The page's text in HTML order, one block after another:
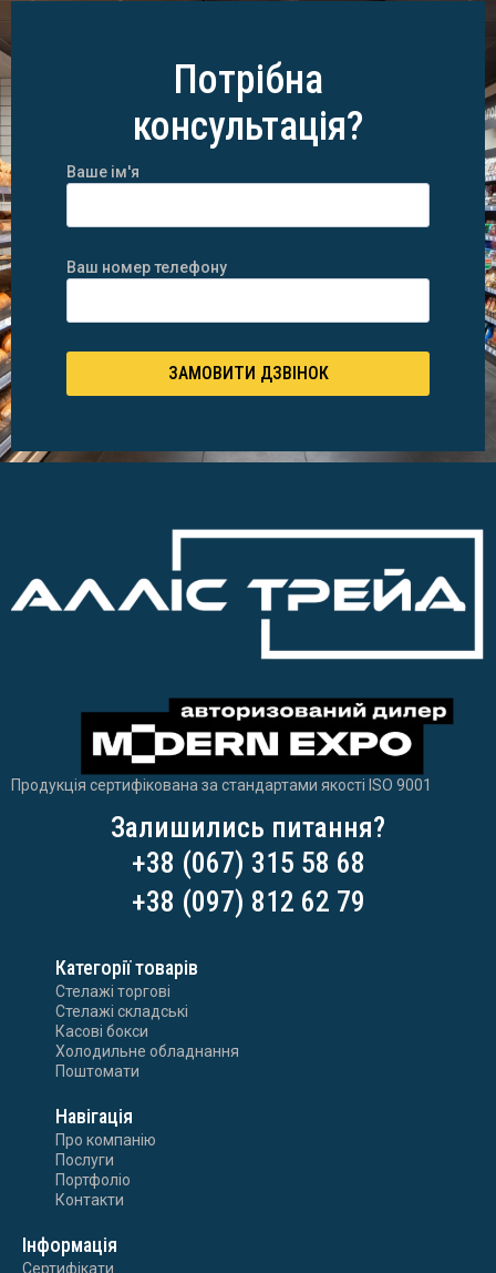
Потрібна
консультація?
Ваше ім'я
Ваш номер телефону
ЗАМОВИТИ ДЗВІНОК
Продукція сертифікована за стандартами якості ISO 9001
Залишились питання?
+38 (067) 315 58 68
+38 (097) 812 62 79
Категорії товарів
Стелажі торгові
Стелажі складські
Касові бокси
Холодильне обладнання
Поштомати
Навігація
Про компанію
Послуги
Портфоліо
Контакти
Інформація
Сертифікати